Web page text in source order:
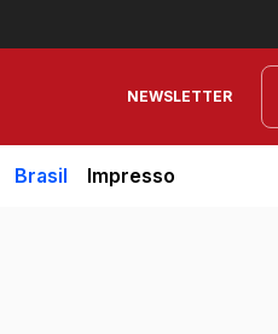
NEWSLETTER
Brasil Impresso